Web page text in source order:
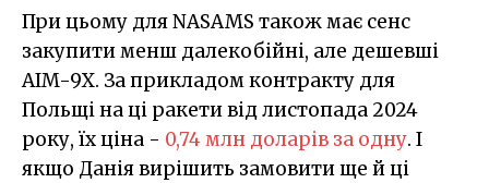
При цьому для NASAMS також має сенс
закупити менш далекобійні, але дешевші
AIM-9X. За прикладом контракту для
Польщі на ці ракети від листопада 2024
року, їх ціна - 0,74 млн доларів за одну. І
якщо Данія вирішить замовити ще й ці